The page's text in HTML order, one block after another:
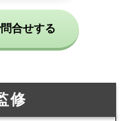
合せする
修